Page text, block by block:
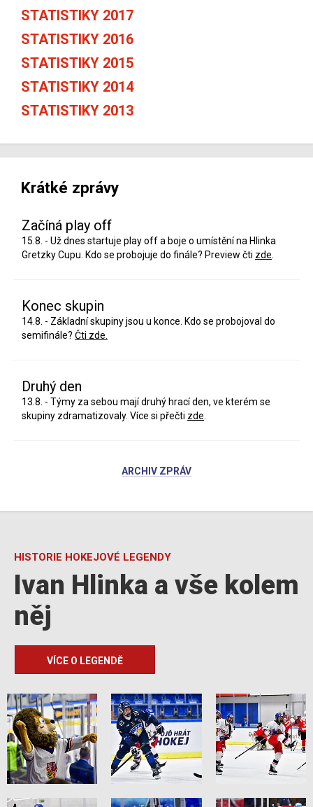
STATISTIKY 2017
STATISTIKY 2016
STATISTIKY 2015
STATISTIKY 2014
STATISTIKY 2013
Krátké zprávy
Začíná play off
15.8. - Už dnes startuje play off a boje o umístění na Hlinka
Gretzky Cupu. Kdo se probojuje do finále? Preview čti zde
Konec skupin
14.8. - Základní skupiny jsou u konce. Kdo se probojoval do
semifinále? Čti zde.
Druhý den
13.8. - Týmy za sebou mají druhý hrací den, ve kterém se
skupiny zdramatizovaly. Více si přečti zde
ARCHIV ZPRÁV
HISTORIE HOKEJOVÉ LEGENDY
Ivan Hlinka a vše kolem
něj
VÍCE O LEGENDĚ